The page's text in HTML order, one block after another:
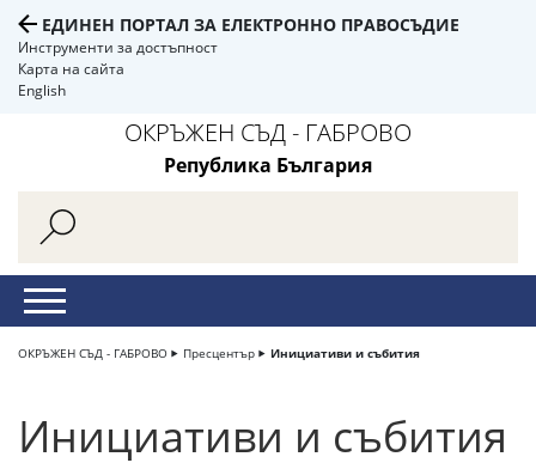
ЕДИНЕН ПОРТАЛ ЗА ЕЛЕКТРОННО ПРАВОСЪДИЕ
Инструменти за достъпност
Карта на сайта
English
ОКРЪЖЕН СЪД - ГАБРОВО
Република България
ОКРЪЖЕН СЪД - ГАБРОВО Пресцентър Инициативи и събития
Инициативи и събития